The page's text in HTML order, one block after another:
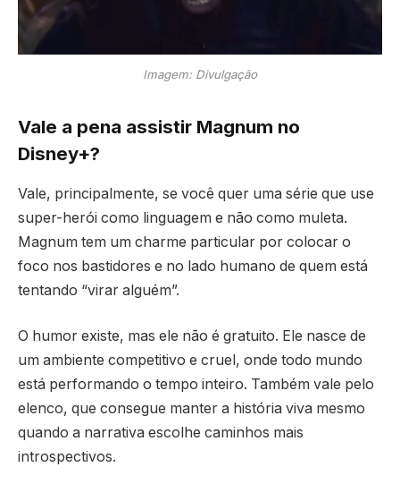
Imagem: Divulgação
Vale a pena assistir Magnum no
Disney+?
Vale, principalmente, se você quer uma série que use
super-herói como linguagem e não como muleta.
Magnum tem um charme particular por colocar o
foco nos bastidores e no lado humano de quem está
tentando “virar alguém”.
O humor existe, mas ele não é gratuito. Ele nasce de
um ambiente competitivo e cruel, onde todo mundo
está performando o tempo inteiro. Também vale pelo
elenco, que consegue manter a história viva mesmo
quando a narrativa escolhe caminhos mais
introspectivos.